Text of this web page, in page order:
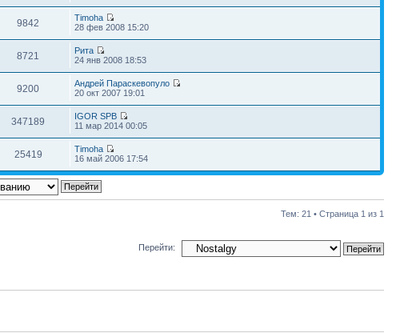
9842
Timoha
28 фев 2008 15:20
8721
Рита
24 янв 2008 18:53
9200
Андрей Параскевопуло
20 окт 2007 19:01
347189
IGOR SPB
11 мар 2014 00:05
25419
Timoha
16 май 2006 17:54
Тем: 21 • Страница 1 из 1
Перейти: